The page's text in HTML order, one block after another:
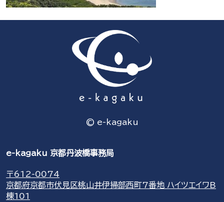
© e-kagaku
e-kagaku 京都丹波橋事務局
〒612-0074
京都府京都市伏見区桃山井伊掃部西町7番地 ハイツエイワB
棟101